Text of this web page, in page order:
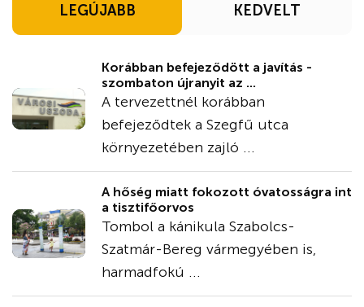
LEGÚJABB KEDVELT
Korábban befejeződött a javítás -
szombaton újranyit az ...
A tervezettnél korábban
befejeződtek a Szegfű utca
környezetében zajló ...
A hőség miatt fokozott óvatosságra int
a tisztifőorvos
Tombol a kánikula Szabolcs-
Szatmár-Bereg vármegyében is,
harmadfokú ...